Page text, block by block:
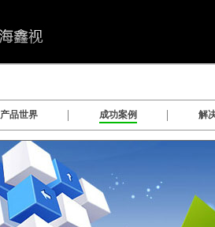
产品世界 成功案例 解